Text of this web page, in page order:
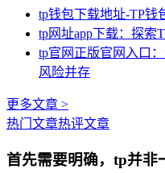
tp钱包下载地址-TP钱
tp网址app下载：探索
tp官网正版官网入口
风险并存
更多文章 >
热门文章热评文章
首先需要明确，tp并非